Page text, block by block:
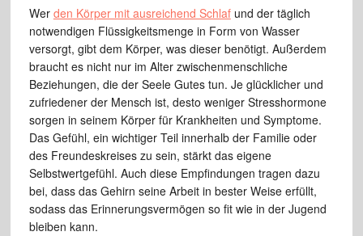
Wer den Körper mit ausreichend Schlafund der täglich
notwendigen Flüssigkeitsmenge in Form von Wasser
versorgt, gibt dem Körper, was dieser benötigt. Außerdem
braucht es nicht nur im Alter zwischenmenschliche
Beziehungen, die der Seele Gutes tun. Je glücklicher und
zufriedener der Mensch ist, desto weniger Stresshormone
sorgen in seinem Körper für Krankheiten und Symptome.
Das Gefühl, ein wichtiger Teil innerhalb der Familie oder
des Freundeskreises zu sein, stärkt das eigene
Selbstwertgefühl. Auch diese Empfindungen tragen dazu
bei, dass das Gehirn seine Arbeit in bester Weise erfüllt,
sodass das Erinnerungsvermögen so fit wie in der Jugend
bleiben kann.